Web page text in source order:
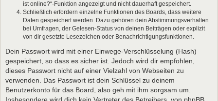
ist online?“-Funktion angezeigt und nicht dauerhaft gespeichert.
Schließlich erfordern einzelne Funktionen des Boards, dass weitere
Daten gespeichert werden. Dazu gehören dein Abstimmungsverhalten
bei Umfragen, der Gelesen-Status von deinen Beiträgen oder explizit
von dir gesetzte Lesezeichen oder Benachrichtigungsfunktionen.
Dein Passwort wird mit einer Einwege-Verschlüsselung (Hash)
gespeichert, so dass es sicher ist. Jedoch wird dir empfohlen,
dieses Passwort nicht auf einer Vielzahl von Webseiten zu
verwenden. Das Passwort ist dein Schlüssel zu deinem
Benutzerkonto für das Board, also geh mit ihm sorgsam um.